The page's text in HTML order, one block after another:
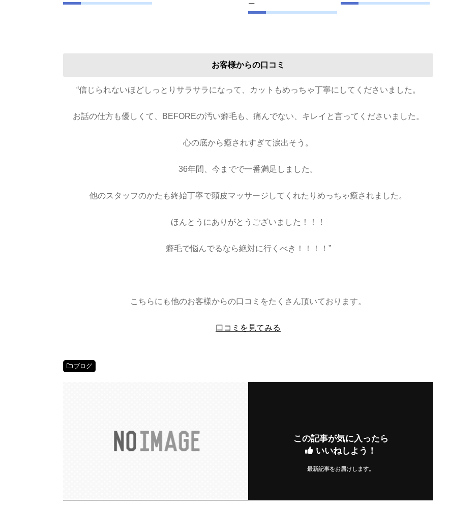
ー
お客様からの口コミ
“信じられないほどしっとりサラサラになって、カットもめっちゃ丁寧にしてくださいました。
お話の仕方も優しくて、BEFOREの汚い癖毛も、痛んでない、キレイと言ってくださいました。
心の底から癒されすぎて涙出そう。
36年間、今までで一番満足しました。
他のスタッフのかたも終始丁寧で頭皮マッサージしてくれたりめっちゃ癒されました。
ほんとうにありがとうございました！！！
癖毛で悩んでるなら絶対に行くべき！！！！”
こちらにも他のお客様からの口コミをたくさん頂いております。
口コミを見てみる
ブログ
この記事が気に入ったら
いいねしよう！
最新記事をお届けします。